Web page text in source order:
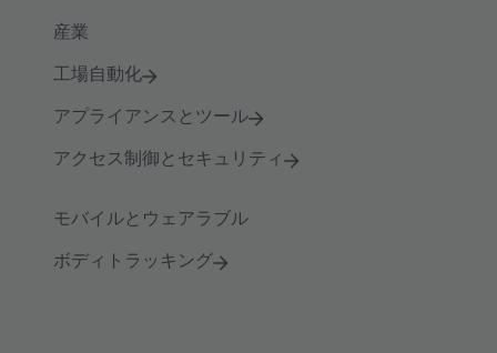
産業
工場自動化
アプライアンスとツール
アクセス制御とセキュリティ
モバイルとウェアラブル
ボディトラッキング